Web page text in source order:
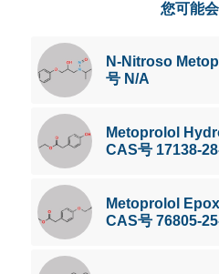
您可能
N-Nitroso
号 N/A
Metoprolol
CAS号 17138-
Metoprolol
CAS号 76805-